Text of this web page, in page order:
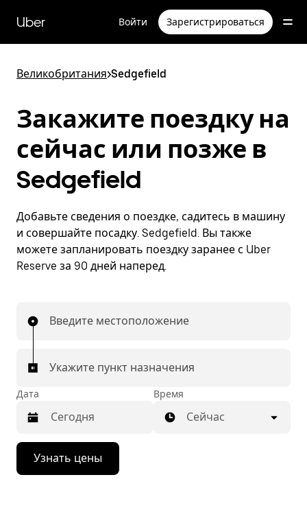
перейти
к
содержимому
Uber Войти Зарегистрироваться
Великобритания>Sedgefield
Закажите поездку на
сейчас или позже в
Sedgefield
Добавьте сведения о поездке, садитесь в машину
и совершайте посадку. Sedgefield. Вы также
можете запланировать поездку заранее с Uber
Reserve за 90 дней наперед.
Введите местоположение
Укажите пункт назначения
Дата
Нажмите
стрелку
вниз,
Время
Сейчас
Узнать цены